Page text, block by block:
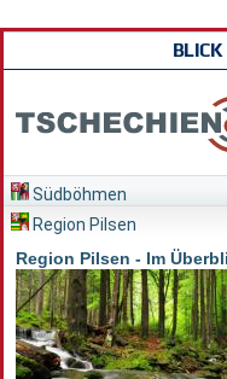
Südböhmen
Region Pilsen
Region Pilsen - Im